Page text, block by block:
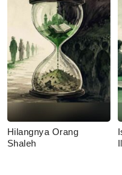
Hilangnya Orang
Shaleh